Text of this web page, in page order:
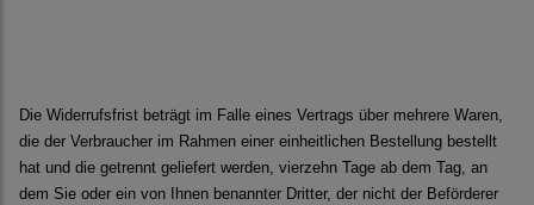
Die Widerrufsfrist beträgt im Falle eines Vertrags über mehrere Waren,
die der Verbraucher im Rahmen einer einheitlichen Bestellung bestellt
hat und die getrennt geliefert werden, vierzehn Tage ab dem Tag, an
dem Sie oder ein von Ihnen benannter Dritter, der nicht der Beförderer